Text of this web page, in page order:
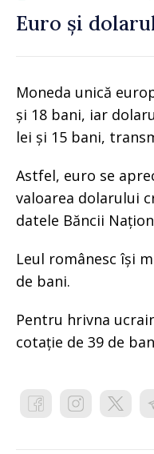
Euro și
Moneda unică
și 18 bani, iar
lei și 15 bani,
Astfel, euro se
valoarea dolarului
datele Băncii
Leul românesc își
de bani.
Pentru hrivna
cotație de 39 de